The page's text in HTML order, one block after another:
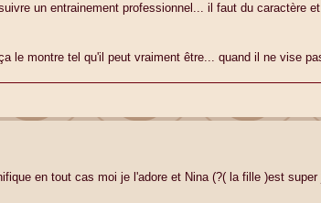
un entrainement professionnel... il faut du caractère
le montre tel qu'il peut vraiment être... quand il ne vise
en tout cas moi je l'adore et Nina (?( la fille )est super